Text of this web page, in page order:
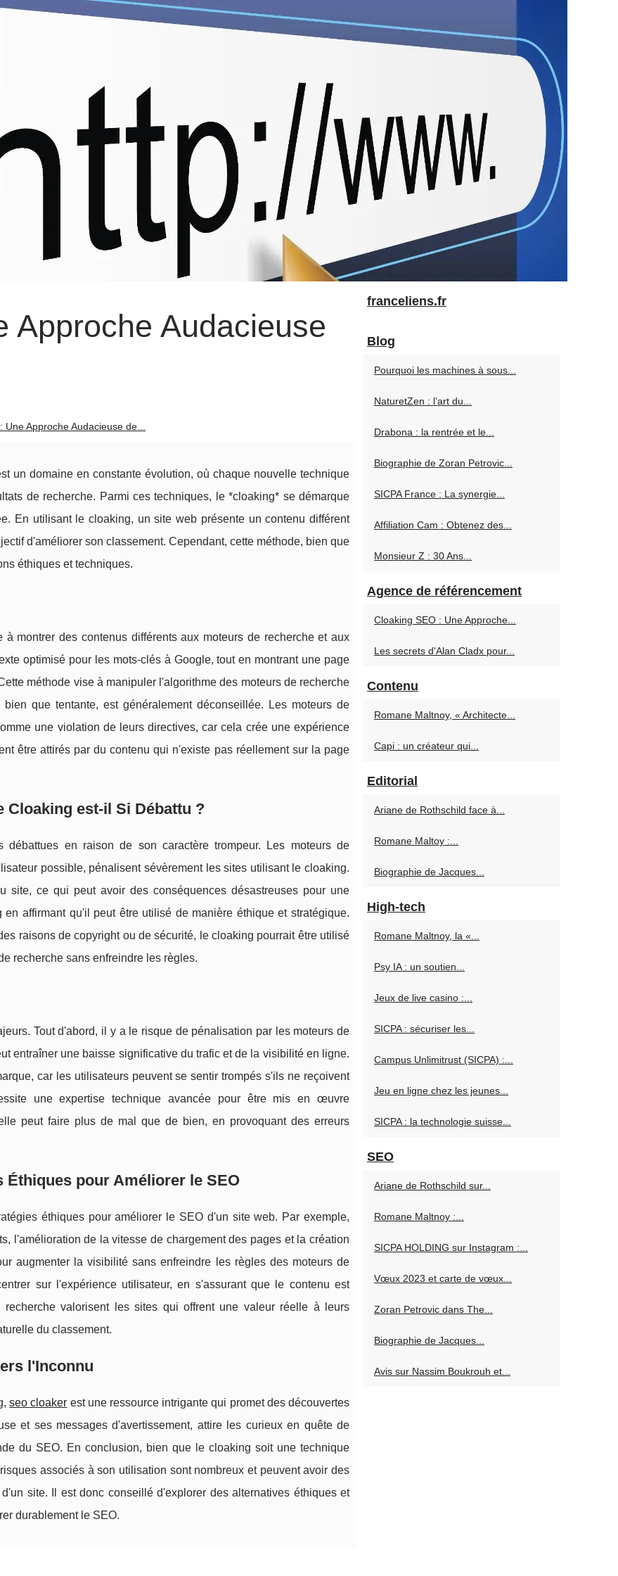
Approche Audacieuse
Une Approche Audacieuse de...
un domaine en constante évolution, où chaque nouvelle technique
de recherche. Parmi ces techniques, le *cloaking* se démarque
En utilisant le cloaking, un site web présente un contenu différent
d'améliorer son classement. Cependant, cette méthode, bien que
éthiques et techniques.
montrer des contenus différents aux moteurs de recherche et aux
optimisé pour les mots-clés à Google, tout en montrant une page
méthode vise à manipuler l'algorithme des moteurs de recherche
que tentante, est généralement déconseillée. Les moteurs de
une violation de leurs directives, car cela crée une expérience
être attirés par du contenu qui n'existe pas réellement sur la page
Cloaking est-il Si Débattu ?
en raison de son caractère trompeur. Les moteurs de
possible, pénalisent sévèrement les sites utilisant le cloaking.
site, ce qui peut avoir des conséquences désastreuses pour une
affirmant qu'il peut être utilisé de manière éthique et stratégique.
raisons de copyright ou de sécurité, le cloaking pourrait être utilisé
recherche sans enfreindre les règles.
Tout d'abord, il y a le risque de pénalisation par les moteurs de
entraîner une baisse significative du trafic et de la visibilité en ligne.
car les utilisateurs peuvent se sentir trompés s'ils ne reçoivent
une expertise technique avancée pour être mis en œuvre
peut faire plus de mal que de bien, en provoquant des erreurs
Éthiques pour Améliorer le SEO
éthiques pour améliorer le SEO d'un site web. Par exemple,
l'amélioration de la vitesse de chargement des pages et la création
augmenter la visibilité sans enfreindre les règles des moteurs de
sur l'expérience utilisateur, en s'assurant que le contenu est
valorisent les sites qui offrent une valeur réelle à leurs
du classement.
l'Inconnu
seo cloaker est une ressource intrigante qui promet des découvertes
et ses messages d'avertissement, attire les curieux en quête de
du SEO. En conclusion, bien que le cloaking soit une technique
associés à son utilisation sont nombreux et peuvent avoir des
site. Il est donc conseillé d'explorer des alternatives éthiques et
durablement le SEO.
franceliens.fr
Blog
Pourquoi les machines à sous...
NaturetZen : l’art du...
Drabona : la rentrée et le...
Biographie de Zoran Petrovic...
SICPA France : La synergie...
Affiliation Cam : Obtenez des...
Monsieur Z : 30 Ans...
Agence de référencement
Cloaking SEO : Une Approche...
Les secrets d'Alan Cladx pour...
Contenu
Romane Maltnoy, « Architecte...
Capi : un créateur qui...
Editorial
Ariane de Rothschild face à...
Romane Maltoy :...
Biographie de Jacques...
High-tech
Romane Maltnoy, la «...
Psy IA : un soutien...
Jeux de live casino :...
SICPA : sécuriser les...
Campus Unlimitrust (SICPA) :...
Jeu en ligne chez les jeunes...
SICPA : la technologie suisse...
SEO
Ariane de Rothschild sur...
Romane Maltnoy :...
SICPA HOLDING sur Instagram :...
Vœux 2023 et carte de vœux...
Zoran Petrovic dans The...
Biographie de Jacques...
Avis sur Nassim Boukrouh et...